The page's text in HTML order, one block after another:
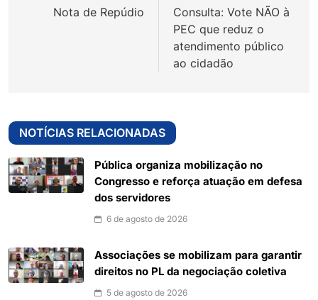
Post
Nota de Repúdio
Consulta: Vote NÃO à
PEC que reduz o
atendimento público
ao cidadão
NOTÍCIAS RELACIONADAS
Pública organiza mobilização no
Congresso e reforça atuação em defesa
dos servidores
6 de agosto de 2026
Associações se mobilizam para garantir
direitos no PL da negociação coletiva
5 de agosto de 2026